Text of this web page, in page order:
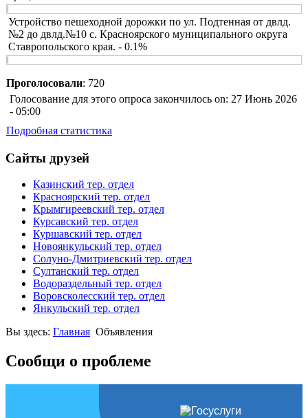
Устройство пешеходной дорожки по ул. Подтенная от двлд.
№2 до двлд.№10 с. Красноярского муниципального округа
Ставропольского края. - 0.1%
Проголосовали: 720
Голосование для этого опроса закончилось on: 27 Июнь 2026
- 05:00
Подробная статистика
Сайты друзей
Казинский тер. отдел
Красноярский тер. отдел
Крымгиреевский тер. отдел
Курсавский тер. отдел
Куршавский тер. отдел
Новоянкульский тер. отдел
Солуно-Дмитриевский тер. отдел
Султанский тер. отдел
Водораздельный тер. отдел
Воровсколесский тер. отдел
Янкульский тер. отдел
Вы здесь: Главная Объявления
Сообщи о проблеме